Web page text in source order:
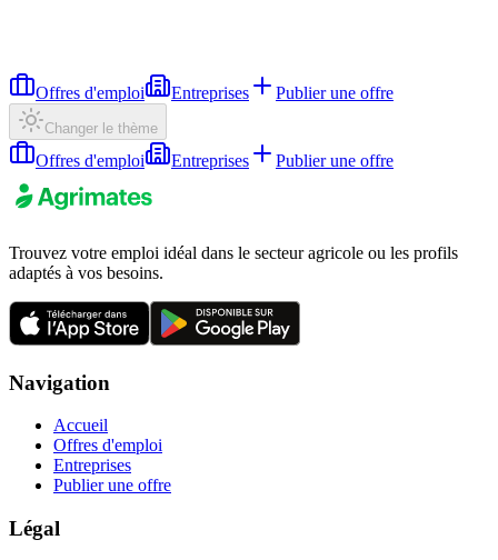
Offres d'emploi Entreprises Publier une offre
Changer le thème
Offres d'emploi Entreprises Publier une offre
Trouvez votre emploi idéal dans le secteur agricole ou les profils
adaptés à vos besoins.
Navigation
Accueil
Offres d'emploi
Entreprises
Publier une offre
Légal